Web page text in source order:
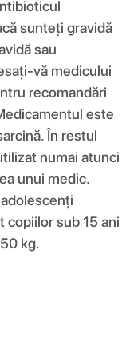
sunteți gravidă
sau
vă medicului
recomandări
este
În restul
numai atunci
unui medic.
copiilor sub 15 ani
kg.